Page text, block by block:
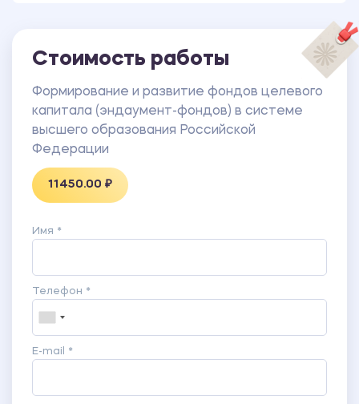
ПРИЛОЖЕНИЕ Г Отчет о целевом использовании
средств организации за 2015 г. - 2018 г.
Стоимость работы
Формирование и развитие фондов целевого
капитала (эндаумент-фондов) в системе
высшего образования Российской
Федерации
11450.00 ₽
Имя *
Телефон *
E-mail *